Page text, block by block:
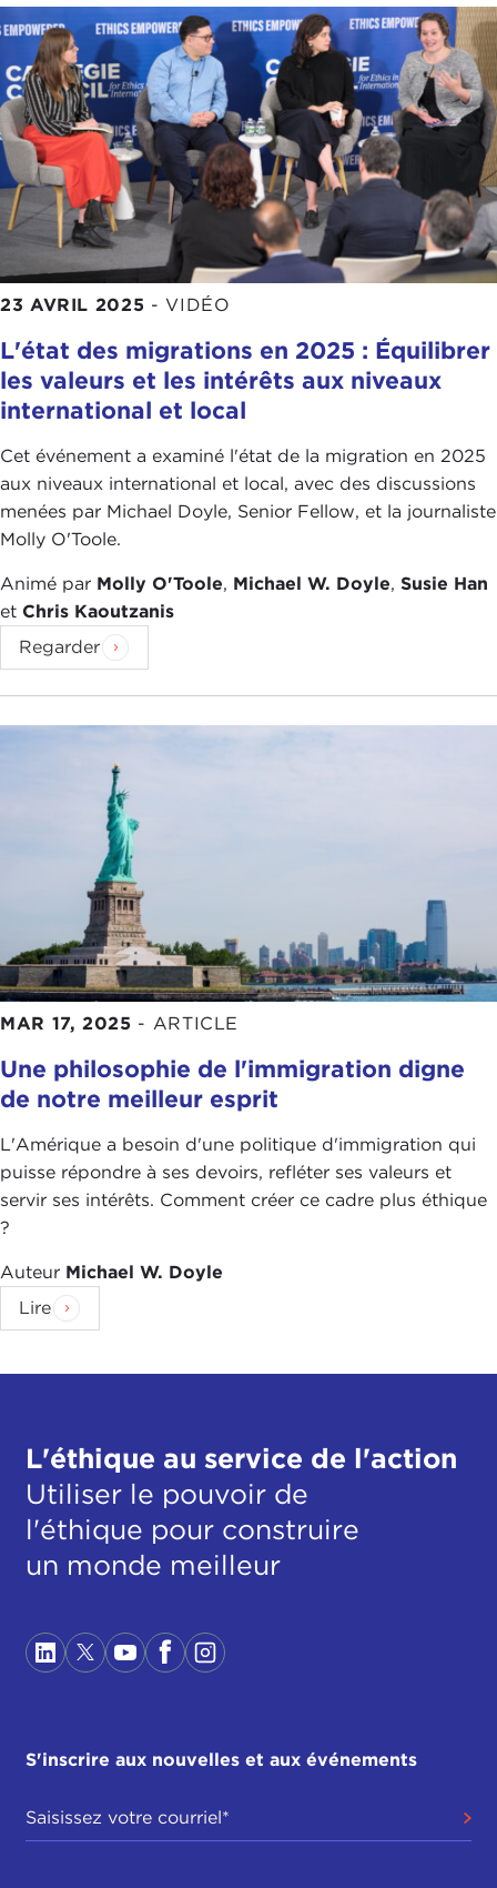
23 AVRIL 2025 - VIDÉO
L'état des migrations en 2025 : Équilibrer
les valeurs et les intérêts aux niveaux
international et local
Cet événement a examiné l'état de la migration en 2025
aux niveaux international et local, avec des discussions
menées par Michael Doyle, Senior Fellow, et la journaliste
Molly O'Toole.
Animé par Molly O'Toole, Michael W. Doyle, Susie Han
et Chris Kaoutzanis
Regarder
MAR 17, 2025 - ARTICLE
Une philosophie de l'immigration digne
de notre meilleur esprit
L'Amérique a besoin d'une politique d'immigration qui
puisse répondre à ses devoirs, refléter ses valeurs et
servir ses intérêts. Comment créer ce cadre plus éthique
?
Auteur Michael W. Doyle
Lire
L'éthique au service de l'action
Utiliser le pouvoir de
l'éthique pour construire
un monde meilleur
S'inscrire aux nouvelles et aux événements